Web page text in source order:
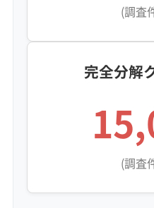
(調査
完全分解
(調査